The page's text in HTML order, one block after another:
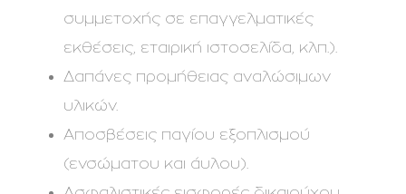
συμμετοχής σε επαγγελματικές
εκθέσεις, εταιρική ιστοσελίδα, κλπ.).
Δαπάνες προμήθειας αναλώσιμων
υλικών.
Αποσβέσεις παγίου εξοπλισμού
(ενσώματου και άυλου).